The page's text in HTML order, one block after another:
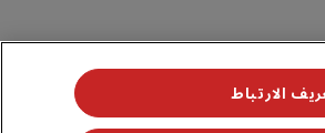
الارتباط